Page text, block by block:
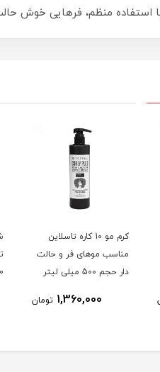
منظم، فرهایی خوش‌
کرم مو 10 کاره تاسلاین
مناسب موهای فر و حالت
دار حجم 500 میلی لیتر
1,360,000 تومان